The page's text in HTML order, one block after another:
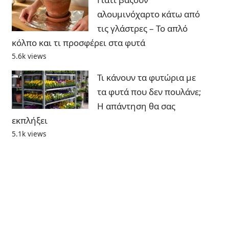
αλουμινόχαρτο κάτω από
τις γλάστρες – Το απλό
κόλπο και τι προσφέρει στα φυτά
5.6k views
Τι κάνουν τα φυτώρια με
τα φυτά που δεν πουλάνε;
Η απάντηση θα σας
εκπλήξει
5.1k views